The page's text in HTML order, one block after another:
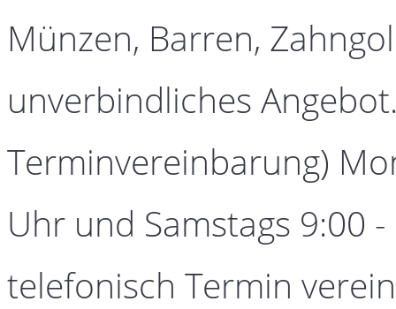
Münzen, Barren,
unverbindliches
Terminvereinbarung)
Uhr und Samstags 9:00
telefonisch Termin